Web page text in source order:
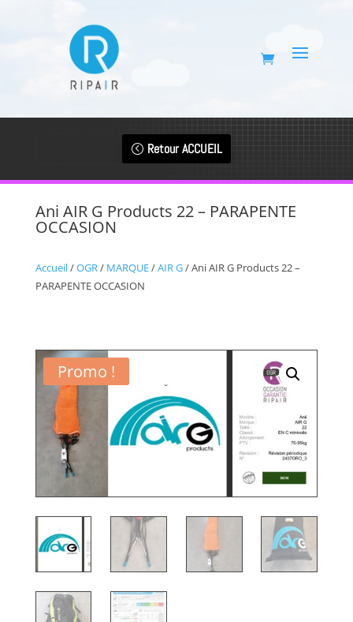
Retour ACCUEIL
Ani AIR G Products 22 – PARAPENTE
OCCASION
Accueil/OGR/ MARQUE/AIR G/ Ani AIR G Products 22 –
PARAPENTE OCCASION
Promo !